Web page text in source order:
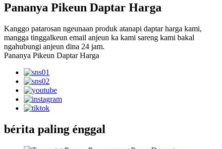
Pananya Pikeun Daptar Harga
Kanggo patarosan ngeunaan produk atanapi daptar harga kami,
mangga tinggalkeun email anjeun ka kami sareng kami bakal
ngahubungi anjeun dina 24 jam.
Pananya Pikeun Daptar Harga
bérita paling énggal